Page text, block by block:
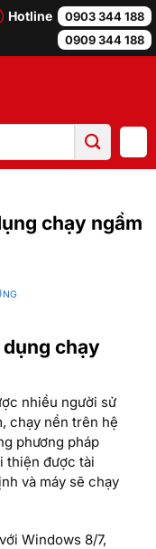
Hotline
0903 344 188
0909 344 188
chạy ngầm
chạy
nhiều người sử
chạy nền trên hệ
phương pháp
thiện được tài
và máy sẽ chạy
Windows 8/7,